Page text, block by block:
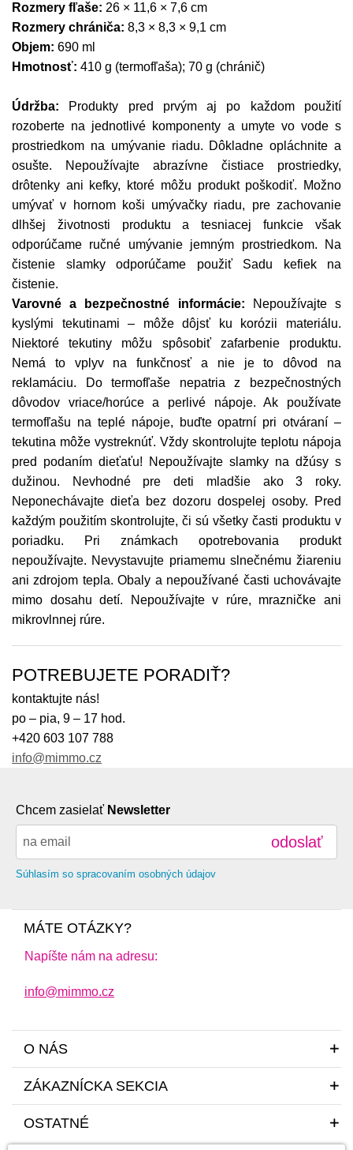
Rozmery fľaše: 26 × 11,6 × 7,6 cm
Rozmery chrániča: 8,3 × 8,3 × 9,1 cm
Objem: 690 ml
Hmotnosť: 410 g (termofľaša); 70 g (chránič)
Údržba: Produkty pred prvým aj po každom použití
rozoberte na jednotlivé komponenty a umyte vo vode s
prostriedkom na umývanie riadu. Dôkladne opláchnite a
osušte. Nepoužívajte abrazívne čistiace prostriedky,
drôtenky ani kefky, ktoré môžu produkt poškodiť. Možno
umývať v hornom koši umývačky riadu, pre zachovanie
dlhšej životnosti produktu a tesniacej funkcie však
odporúčame ručné umývanie jemným prostriedkom. Na
čistenie slamky odporúčame použiť Sadu kefiek na
čistenie.
Varovné a bezpečnostné informácie: Nepoužívajte s
kyslými tekutinami – môže dôjsť ku korózii materiálu.
Niektoré tekutiny môžu spôsobiť zafarbenie produktu.
Nemá to vplyv na funkčnosť a nie je to dôvod na
reklamáciu. Do termofľaše nepatria z bezpečnostných
dôvodov vriace/horúce a perlivé nápoje. Ak používate
termofľašu na teplé nápoje, buďte opatrní pri otváraní –
tekutina môže vystreknúť. Vždy skontrolujte teplotu nápoja
pred podaním dieťaťu! Nepoužívajte slamky na džúsy s
dužinou. Nevhodné pre deti mladšie ako 3 roky.
Neponechávajte dieťa bez dozoru dospelej osoby. Pred
každým použitím skontrolujte, či sú všetky časti produktu v
poriadku. Pri známkach opotrebovania produkt
nepoužívajte. Nevystavujte priamemu slnečnému žiareniu
ani zdrojom tepla. Obaly a nepoužívané časti uchovávajte
mimo dosahu detí. Nepoužívajte v rúre, mrazničke ani
mikrovlnnej rúre.
POTREBUJETE PORADIŤ?
kontaktujte nás!
po – pia, 9 – 17 hod.
+420 603 107 788
info@mimmo.cz
Chcem zasielať Newsletter
odoslať
Súhlasím so spracovaním osobných údajov
MÁTE OTÁZKY?
Napíšte nám na adresu:
info@mimmo.cz
O NÁS
ZÁKAZNÍCKA SEKCIA
OSTATNÉ